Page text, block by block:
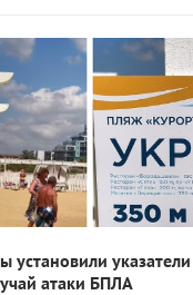
установили
атаки БПЛА